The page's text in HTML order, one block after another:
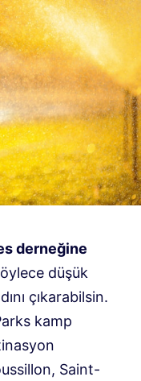
derneğine
düşük
çıkarabilsin.
kamp
Saint-